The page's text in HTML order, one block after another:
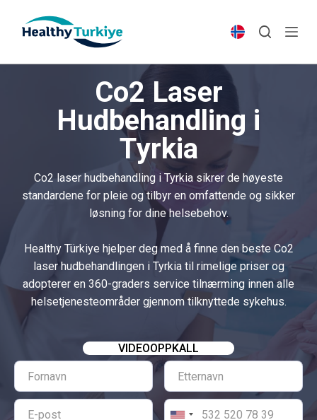
p
Co2 Laser
Hudbehandling i
Tyrkia
Co2 laser hudbehandling i Tyrkia sikrer de høyeste
standardene for pleie og tilbyr en omfattende og sikker
løsning for dine helsebehov.
Healthy Türkiye hjelper deg med å finne den beste Co2
laser hudbehandlingen i Tyrkia til rimelige priser og
adopterer en 360-graders service tilnærming innen alle
helsetjenesteområder gjennom tilknyttede sykehus.
VIDEOOPPKALL